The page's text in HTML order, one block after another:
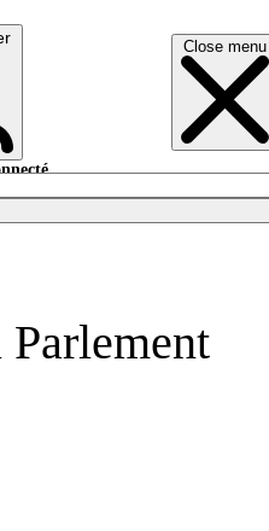
Close menu